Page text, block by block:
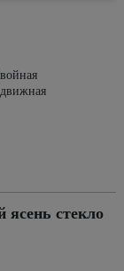
стекло